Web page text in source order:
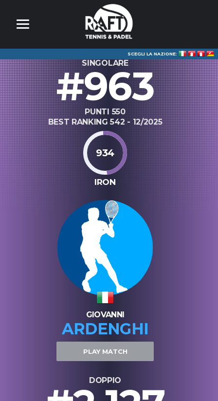
SCEGLI LA NAZIONE:
SINGOLARE
#963
PUNTI 550
BEST RANKING 542 - 12/2025
934
IRON
GIOVANNI
ARDENGHI
PLAY MATCH
DOPPIO